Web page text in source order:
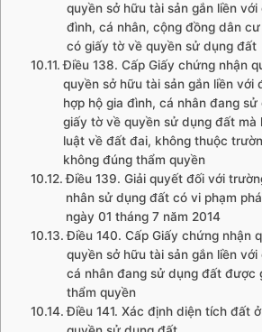
quyền sở hữu tài sản gắn liền
đình, cá nhân, cộng đồng dân
có giấy tờ về quyền sử dụng đất
Điều 138. Cấp Giấy chứng nhận
quyền sở hữu tài sản gắn liền với
hợp hộ gia đình, cá nhân đang
giấy tờ về quyền sử dụng đất mà
luật về đất đai, không thuộc
không đúng thẩm quyền
Điều 139. Giải quyết đối với
nhân sử dụng đất có vi phạm
ngày 01 tháng 7 năm 2014
Điều 140. Cấp Giấy chứng nhận
quyền sở hữu tài sản gắn liền
cá nhân đang sử dụng đất được
thẩm quyền
Điều 141. Xác định diện tích đất